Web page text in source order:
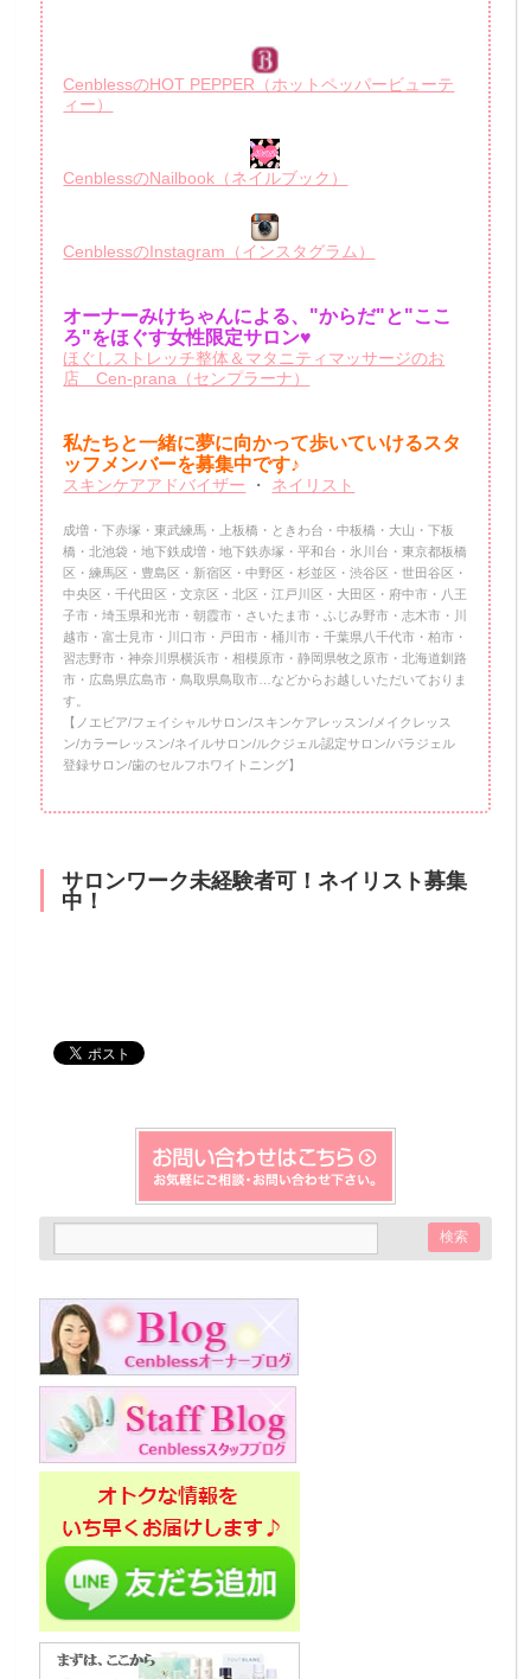
CenblessのHOT PEPPER（ホットペッパービューテ
ィー）
CenblessのNailbook（ネイルブック）
CenblessのInstagram（インスタグラム）
オーナーみけちゃんによる、"からだ"と"ここ
ろ"をほぐす女性限定サロン♥
ほぐしストレッチ整体＆マタニティマッサージのお
店 Cen-prana（センプラーナ）
私たちと一緒に夢に向かって歩いていけるスタ
ッフメンバーを募集中です♪
スキンケアアドバイザー ・ ネイリスト
成増・下赤塚・東武練馬・上板橋・ときわ台・中板橋・大山・下板
橋・北池袋・地下鉄成増・地下鉄赤塚・平和台・氷川台・東京都板橋
区・練馬区・豊島区・新宿区・中野区・杉並区・渋谷区・世田谷区・
中央区・千代田区・文京区・北区・江戸川区・大田区・府中市・八王
子市・埼玉県和光市・朝霞市・さいたま市・ふじみ野市・志木市・川
越市・富士見市・川口市・戸田市・桶川市・千葉県八千代市・柏市・
習志野市・神奈川県横浜市・相模原市・静岡県牧之原市・北海道釧路
市・広島県広島市・鳥取県鳥取市…などからお越しいただいておりま
す。
【ノエビア/フェイシャルサロン/スキンケアレッスン/メイクレッス
ン/カラーレッスン/ネイルサロン/ルクジェル認定サロン/パラジェル
登録サロン/歯のセルフホワイトニング】
サロンワーク未経験者可！ネイリスト募集
中！